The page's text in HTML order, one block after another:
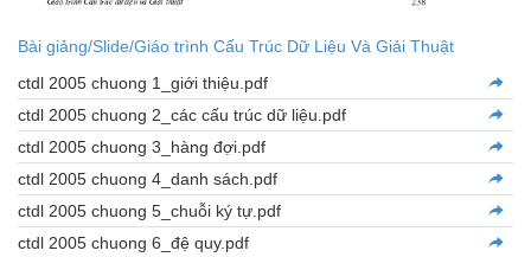
Bài giảng/Slide/Giáo trình Cấu Trúc Dữ Liệu Và Giải Thuật
ctdl 2005 chuong 1_giới thiệu.pdf
ctdl 2005 chuong 2_các cấu trúc dữ liệu.pdf
ctdl 2005 chuong 3_hàng đợi.pdf
ctdl 2005 chuong 4_danh sách.pdf
ctdl 2005 chuong 5_chuỗi ký tự.pdf
ctdl 2005 chuong 6_đệ quy.pdf